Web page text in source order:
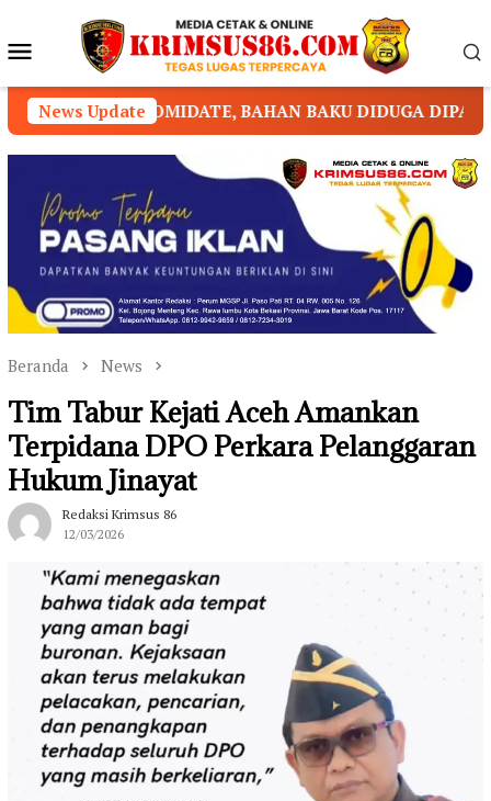
konten Menu
Mobile
News Update
BAHAN BAKU DIDUGA DIPASOK DARI KAMBOJA
Beranda News
Tim Tabur Kejati Aceh Amankan
Terpidana DPO Perkara Pelanggaran
Hukum Jinayat
Redaksi Krimsus 86
12/03/2026